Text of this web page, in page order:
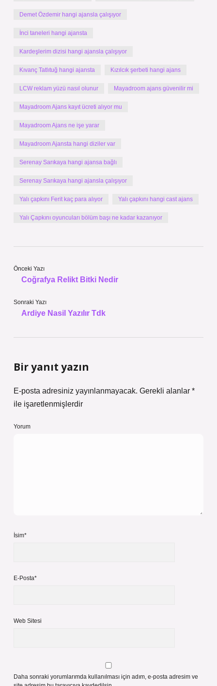
Demet Özdemir hangi ajansla çalışıyor
İnci taneleri hangi ajansta
Kardeşlerim dizisi hangi ajansla çalışıyor
Kıvanç Tatlıtuğ hangi ajansta Kızılcık şerbeti hangi ajans
LCW reklam yüzü nasıl olunur Mayadroom ajans güvenilir mi
Mayadroom Ajans kayıt ücreti alıyor mu
Mayadroom Ajans ne işe yarar
Mayadroom Ajansta hangi diziler var
Serenay Sarıkaya hangi ajansa bağlı
Serenay Sarıkaya hangi ajansla çalışıyor
Yalı çapkını Ferit kaç para alıyor Yalı çapkını hangi cast ajans
Yalı Çapkını oyuncuları bölüm başı ne kadar kazanıyor
Önceki Yazı
Coğrafya Relikt Bitki Nedir
Sonraki Yazı
Ardiye Nasil Yazılır Tdk
Bir yanıt yazın
E-posta adresiniz yayınlanmayacak. Gerekli alanlar *
ile işaretlenmişlerdir
Yorum
İsim*
E-Posta*
Web Sitesi
Daha sonraki yorumlarımda kullanılması için adım, e-posta adresim ve